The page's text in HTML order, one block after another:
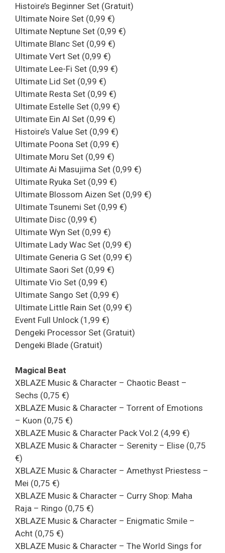
Histoire’s Beginner Set (Gratuit)
Ultimate Noire Set (0,99 €)
Ultimate Neptune Set (0,99 €)
Ultimate Blanc Set (0,99 €)
Ultimate Vert Set (0,99 €)
Ultimate Lee-Fi Set (0,99 €)
Ultimate Lid Set (0,99 €)
Ultimate Resta Set (0,99 €)
Ultimate Estelle Set (0,99 €)
Ultimate Ein Al Set (0,99 €)
Histoire’s Value Set (0,99 €)
Ultimate Poona Set (0,99 €)
Ultimate Moru Set (0,99 €)
Ultimate Ai Masujima Set (0,99 €)
Ultimate Ryuka Set (0,99 €)
Ultimate Blossom Aizen Set (0,99 €)
Ultimate Tsunemi Set (0,99 €)
Ultimate Disc (0,99 €)
Ultimate Wyn Set (0,99 €)
Ultimate Lady Wac Set (0,99 €)
Ultimate Generia G Set (0,99 €)
Ultimate Saori Set (0,99 €)
Ultimate Vio Set (0,99 €)
Ultimate Sango Set (0,99 €)
Ultimate Little Rain Set (0,99 €)
Event Full Unlock (1,99 €)
Dengeki Processor Set (Gratuit)
Dengeki Blade (Gratuit)
Magical Beat
XBLAZE Music & Character – Chaotic Beast –
Sechs (0,75 €)
XBLAZE Music & Character – Torrent of Emotions
– Kuon (0,75 €)
XBLAZE Music & Character Pack Vol.2 (4,99 €)
XBLAZE Music & Character – Serenity – Elise (0,75
€)
XBLAZE Music & Character – Amethyst Priestess –
Mei (0,75 €)
XBLAZE Music & Character – Curry Shop: Maha
Raja – Ringo (0,75 €)
XBLAZE Music & Character – Enigmatic Smile –
Acht (0,75 €)
XBLAZE Music & Character – The World Sings for